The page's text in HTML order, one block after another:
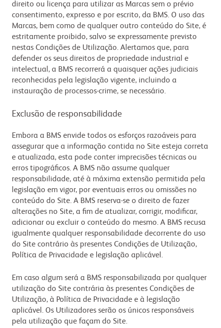
direito ou licença para utilizar as Marcas sem o prévio
consentimento, expresso e por escrito, da BMS. O uso das
Marcas, bem como de qualquer outro conteúdo do Site, é
estritamente proibido, salvo se expressamente previsto
nestas Condições de Utilização. Alertamos que, para
defender os seus direitos de propriedade industrial e
intelectual, a BMS recorrerá a quaisquer ações judiciais
reconhecidas pela legislação vigente, incluindo a
instauração de processos-crime, se necessário.
Exclusão de responsabilidade
Embora a BMS envide todos os esforços razoáveis para
assegurar que a informação contida no Site esteja correta
e atualizada, esta pode conter imprecisões técnicas ou
erros tipográficos. A BMS não assume qualquer
responsabilidade, até à máxima extensão permitida pela
legislação em vigor, por eventuais erros ou omissões no
conteúdo do Site. A BMS reserva-se o direito de fazer
alterações no Site, a fim de atualizar, corrigir, modificar,
adicionar ou excluir o conteúdo do mesmo. A BMS recusa
igualmente qualquer responsabilidade decorrente do uso
do Site contrário às presentes Condições de Utilização,
Política de Privacidade e legislação aplicável.
Em caso algum será a BMS responsabilizada por qualquer
utilização do Site contrária às presentes Condições de
Utilização, à Política de Privacidade e à legislação
aplicável. Os Utilizadores serão os únicos responsáveis
pela utilização que façam do Site.